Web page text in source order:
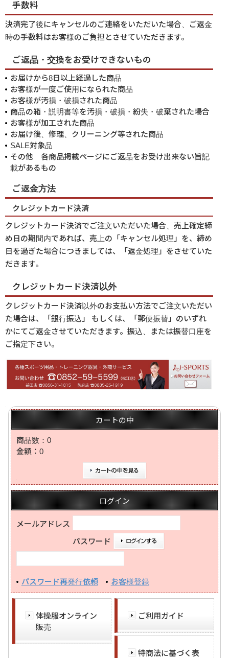
手数料
決済完了後にキャンセルのご連絡をいただいた場合、ご返金
時の手数料はお客様のご負担とさせていただきます。
ご返品・交換をお受けできないもの
お届けから8日以上経過した商品
お客様が一度ご使用になられた商品
お客様が汚損・破損された商品
商品の箱・説明書等を汚損・破損・紛失・破棄された場合
お客様が加工された商品
お届け後、修理、クリーニング等された商品
SALE対象品
その他 各商品掲載ページにご返品をお受け出来ない旨記
載があるもの
ご返金方法
クレジットカード決済
クレジットカード決済でご注文いただいた場合、売上確定締
め日の期間内であれば、売上の「キャンセル処理」を、締め
日を過ぎた場合につきましては、「返金処理」をさせていた
だきます。
クレジットカード決済以外
クレジットカード決済以外のお支払い方法でご注文いただい
た場合は、「銀行振込」 もしくは、「郵便振替」のいずれ
かにてご返金させていただきます。振込、または振替口座を
ご指定下さい。
カートの中
商品数：0
金額：0
カートの中を見る
ログイン
メールアドレス
パスワード
パスワード再発行依頼 お客様登録
体操服オンライン
販売
ご利用ガイド
特商法に基づく表